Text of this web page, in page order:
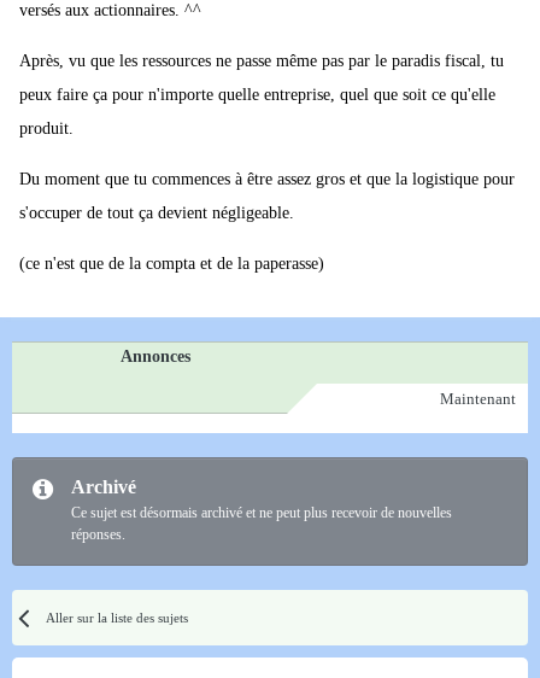
versés aux actionnaires. ^^
Après, vu que les ressources ne passe même pas par le paradis fiscal, tu
peux faire ça pour n'importe quelle entreprise, quel que soit ce qu'elle
produit.
Du moment que tu commences à être assez gros et que la logistique pour
s'occuper de tout ça devient négligeable.
(ce n'est que de la compta et de la paperasse)
Annonces
Maintenant
Archivé
Ce sujet est désormais archivé et ne peut plus recevoir de nouvelles
réponses.
Aller sur la liste des sujets